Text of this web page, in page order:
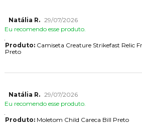
Natália R. 29/07/2026
Eu recomendo esse produto.
Produto:Camiseta Creature Strikefast Relic
Preto
Natália R. 29/07/2026
Eu recomendo esse produto.
Produto:Moletom Child Careca Bill Preto